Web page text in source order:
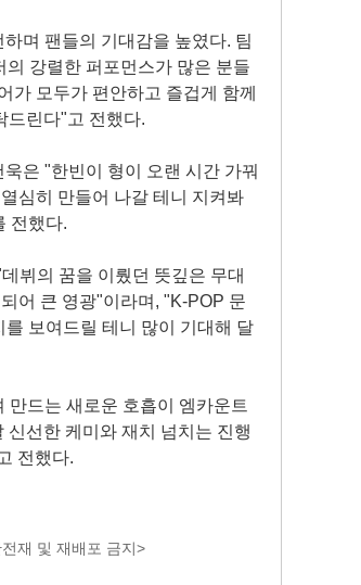
며 팬들의 기대감을 높였다. 팀
강렬한 퍼포먼스가 많은 분들
가 모두가 편안하고 즐겁게 함께
드린다"고 전했다.
은 "한빈이 형이 오랜 시간 가꿔
심히 만들어 나갈 테니 지켜봐
전했다.
뷔의 꿈을 이뤘던 뜻깊은 무대
어 큰 영광"이라며, "K-POP 문
보여드릴 테니 많이 기대해 달
만드는 새로운 호흡이 엠카운트
선한 케미와 재치 넘치는 진행
전했다.
재 및 재배포 금지>